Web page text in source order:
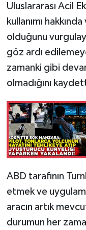
Uluslararası Acil
kullanımı
olduğunu
göz ardı
zamanki gibi
olmadığını
ABD tarafının
etmek ve
aracın artık
durumun her